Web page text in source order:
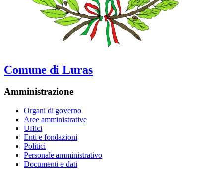
Comune di Luras
Amministrazione
Organi di governo
Aree amministrative
Uffici
Enti e fondazioni
Politici
Personale amministrativo
Documenti e dati